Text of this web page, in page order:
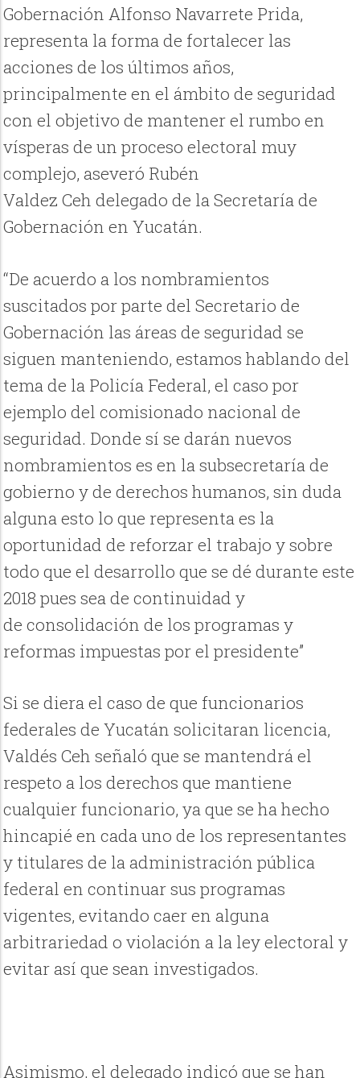
Gobernación Alfonso Navarrete Prida,
representa la forma de fortalecer las
acciones de los últimos años,
principalmente en el ámbito de seguridad
con el objetivo de mantener el rumbo en
vísperas de un proceso electoral muy
complejo, aseveró Rubén
Valdez Ceh delegado de la Secretaría de
Gobernación en Yucatán.
“De acuerdo a los nombramientos
suscitados por parte del Secretario de
Gobernación las áreas de seguridad se
siguen manteniendo, estamos hablando del
tema de la Policía Federal, el caso por
ejemplo del comisionado nacional de
seguridad. Donde sí se darán nuevos
nombramientos es en la subsecretaría de
gobierno y de derechos humanos, sin duda
alguna esto lo que representa es la
oportunidad de reforzar el trabajo y sobre
todo que el desarrollo que se dé durante este
2018 pues sea de continuidad y
de consolidación de los programas y
reformas impuestas por el presidente”
Si se diera el caso de que funcionarios
federales de Yucatán solicitaran licencia,
Valdés Ceh señaló que se mantendrá el
respeto a los derechos que mantiene
cualquier funcionario, ya que se ha hecho
hincapié en cada uno de los representantes
y titulares de la administración pública
federal en continuar sus programas
vigentes, evitando caer en alguna
arbitrariedad o violación a la ley electoral y
evitar así que sean investigados.
Asimismo, el delegado indicó que se han